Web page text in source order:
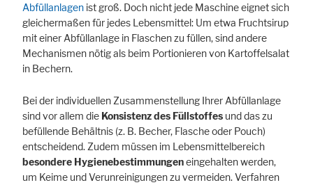
Abfüllanlagen ist groß. Doch nicht jede Maschine eignet sich
gleichermaßen für jedes Lebensmittel: Um etwa Fruchtsirup
mit einer Abfüllanlage in Flaschen zu füllen, sind andere
Mechanismen nötig als beim Portionieren von Kartoffelsalat
in Bechern.
Bei der individuellen Zusammenstellung Ihrer Abfüllanlage
sind vor allem die Konsistenz des Füllstoffes und das zu
befüllende Behältnis (z. B. Becher, Flasche oder Pouch)
entscheidend. Zudem müssen im Lebensmittelbereich
besondere Hygiene­bestimmungeneingehalten werden,
um Keime und Verunreinigungen zu vermeiden. Verfahren